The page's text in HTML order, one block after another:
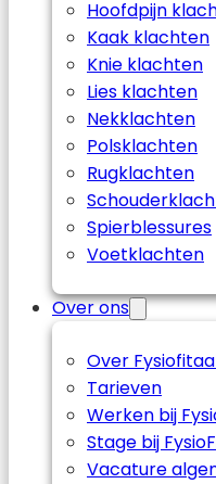
Hoofdpijn
Kaak klachten
Knie klachten
Lies klachten
Nekklachten
Polsklachten
Rugklachten
Spierblessures
Voetklachten
Over ons
Over
Tarieven
Werken bij
Stage bij
Vacature